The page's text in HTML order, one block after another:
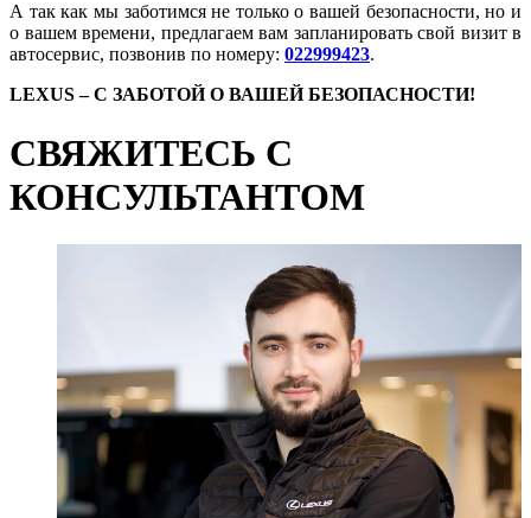
А так как мы заботимся не только о вашей безопасности, но и
о вашем времени, предлагаем вам запланировать свой визит в
автосервис, позвонив по номеру: 022999423.
LEXUS – C ЗАБОТОЙ О ВАШЕЙ БЕЗОПАСНОСТИ!
СВЯЖИТЕСЬ С
КОНСУЛЬТАНТОМ